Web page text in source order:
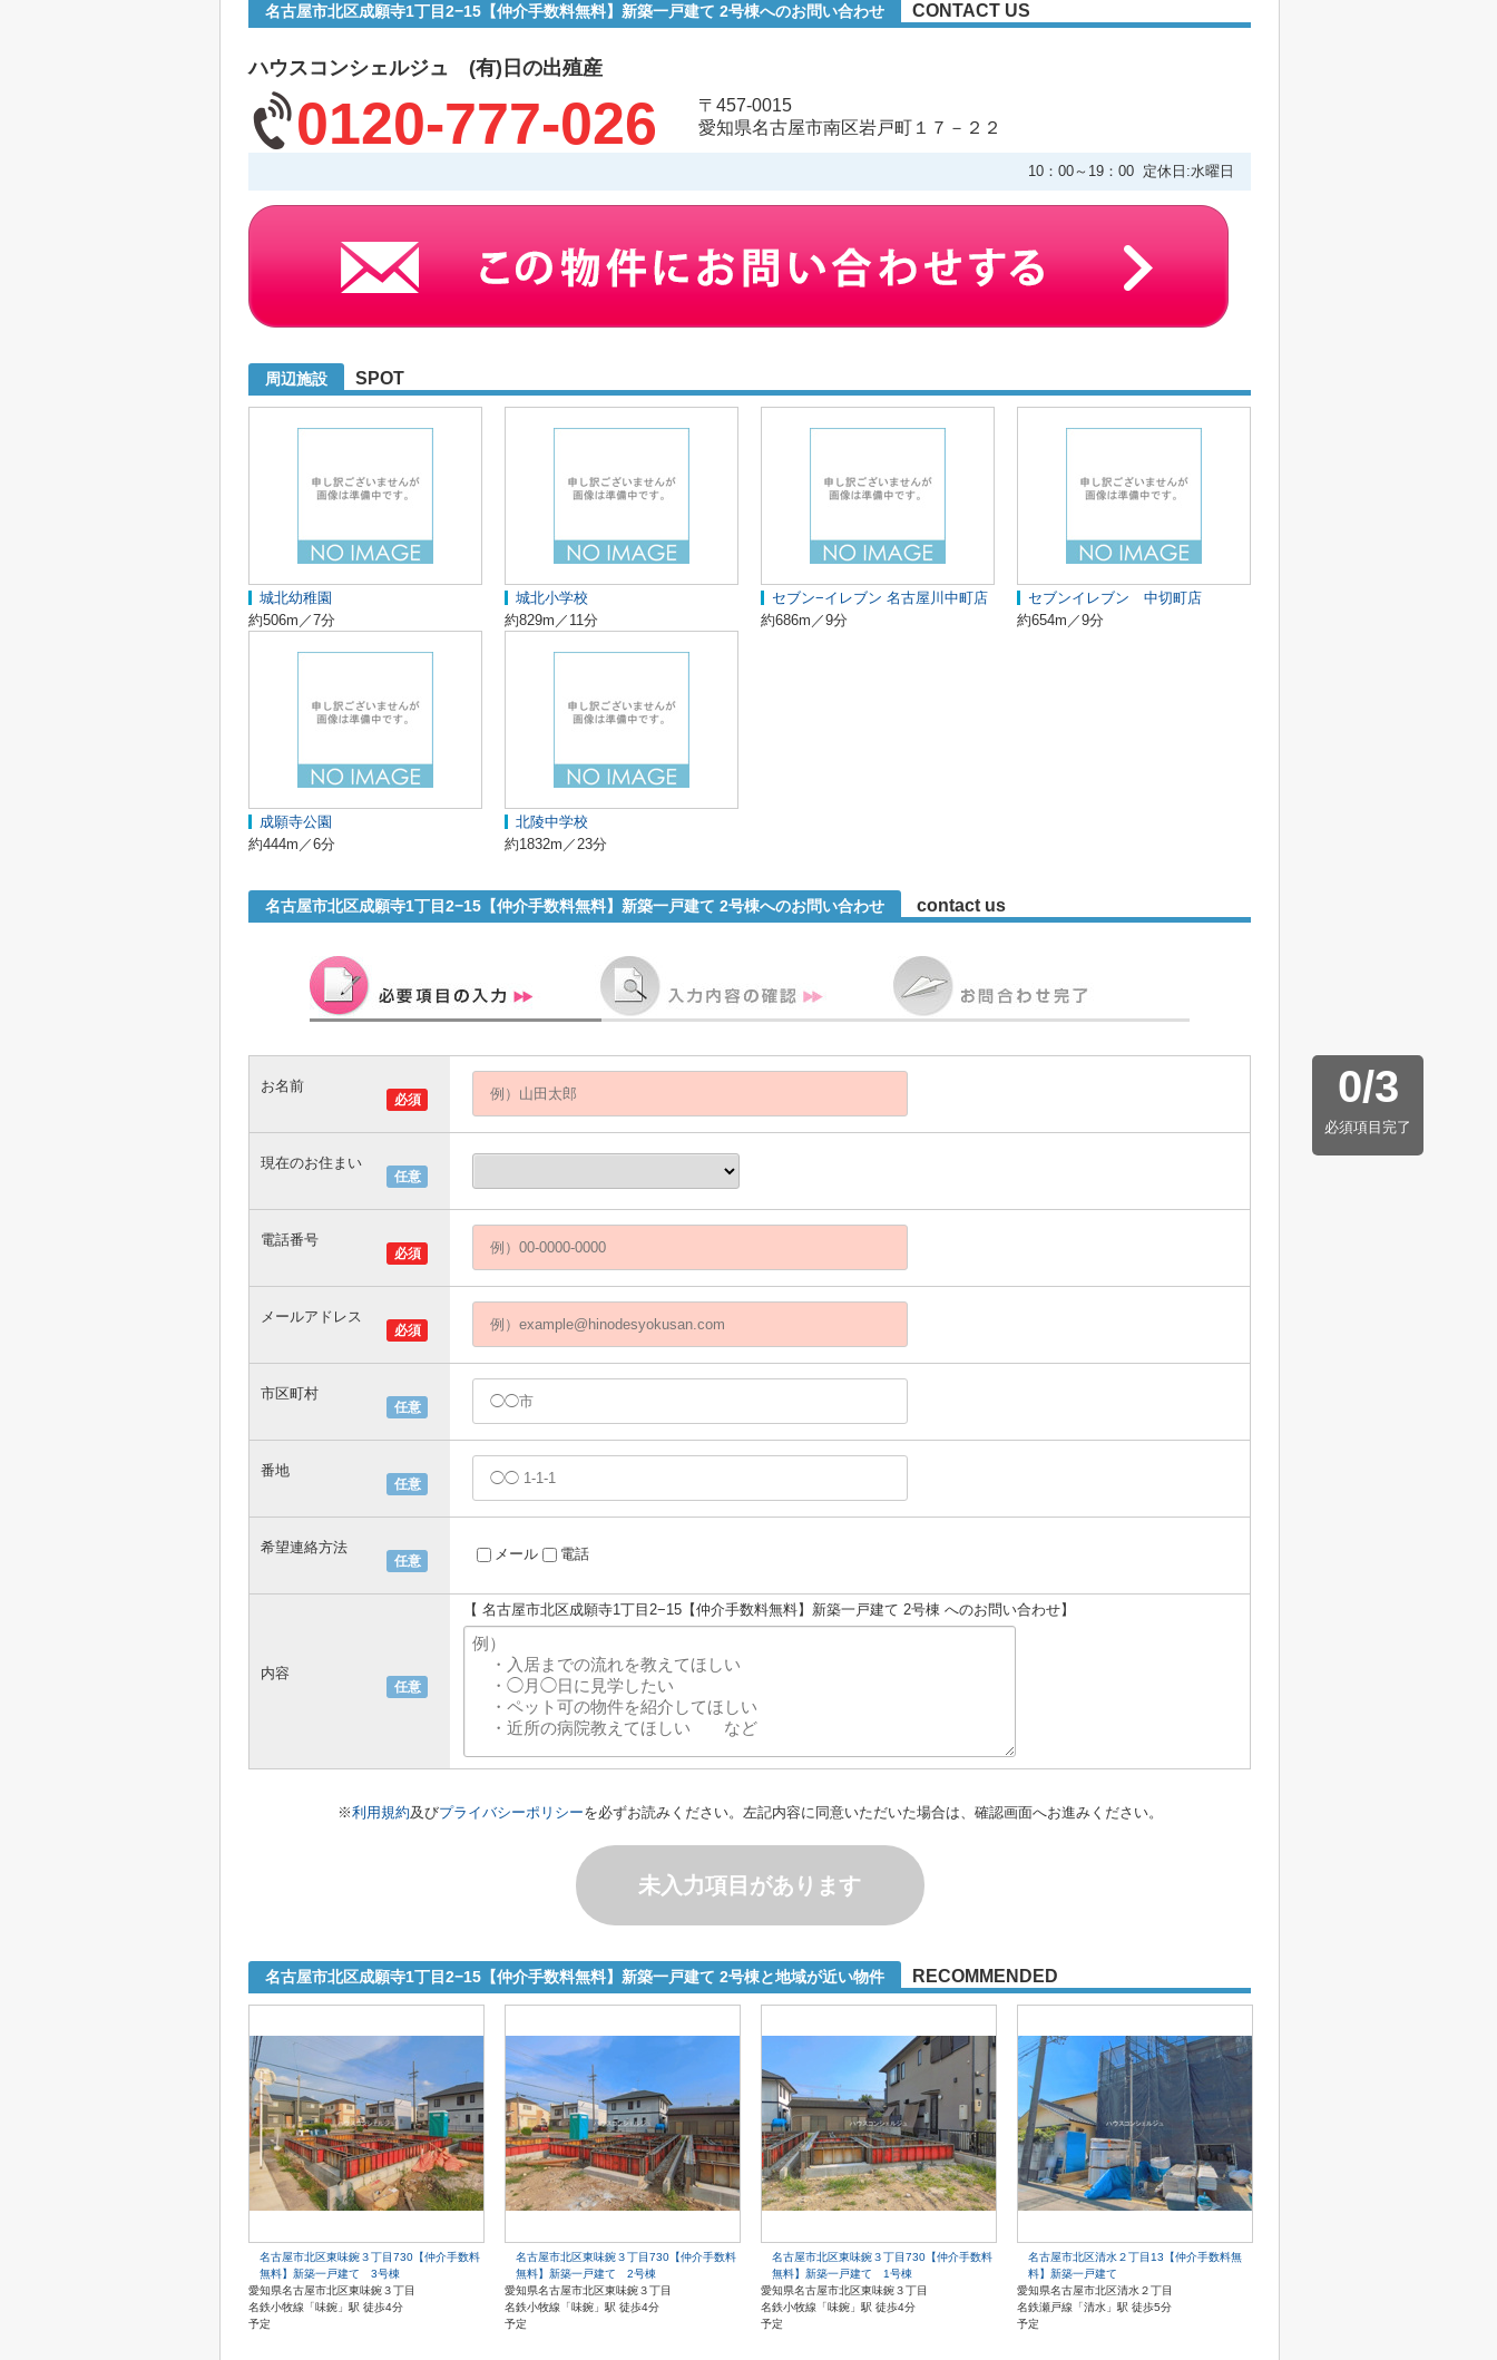
名古屋市北区成願寺1丁目2−15【仲介手数料無料】新築一戸建て 2号棟へのお問い合わせ CONTACT US
ハウスコンシェルジュ (有)日の出殖産
0120-777-026
〒457-0015
愛知県名古屋市南区岩戸町１７－２２
10：00～19：00 定休日:水曜日
周辺施設 SPOT
城北幼稚園
約506m／7分
城北小学校
約829m／11分
セブン−イレブン 名古屋川中町店
約686m／9分
セブンイレブン 中切町店
約654m／9分
成願寺公園
約444m／6分
北陵中学校
約1832m／23分
名古屋市北区成願寺1丁目2−15【仲介手数料無料】新築一戸建て 2号棟へのお問い合わせ contact us
0/3
必須項目完了
必須
お名前
任意
現在のお住まい
必須
電話番号
必須
メールアドレス
任意
市区町村
任意
番地
任意
希望連絡方法 メール 電話
任意
内容
【 名古屋市北区成願寺1丁目2−15【仲介手数料無料】新築一戸建て 2号棟 へのお問い合わせ】
※利用規約及びプライバシーポリシーを必ずお読みください。左記内容に同意いただいた場合は、確認画面へお進みください。
未入力項目があります
名古屋市北区成願寺1丁目2−15【仲介手数料無料】新築一戸建て 2号棟と地域が近い物件 RECOMMENDED
名古屋市北区東味鋺３丁目730【仲介手数料
無料】新築一戸建て 3号棟
愛知県名古屋市北区東味鋺３丁目
名鉄小牧線「味鋺」駅 徒歩4分
予定
名古屋市北区東味鋺３丁目730【仲介手数料
無料】新築一戸建て 2号棟
愛知県名古屋市北区東味鋺３丁目
名鉄小牧線「味鋺」駅 徒歩4分
予定
名古屋市北区東味鋺３丁目730【仲介手数料
無料】新築一戸建て 1号棟
愛知県名古屋市北区東味鋺３丁目
名鉄小牧線「味鋺」駅 徒歩4分
予定
名古屋市北区清水２丁目13【仲介手数料無
料】新築一戸建て
愛知県名古屋市北区清水２丁目
名鉄瀬戸線「清水」駅 徒歩5分
予定